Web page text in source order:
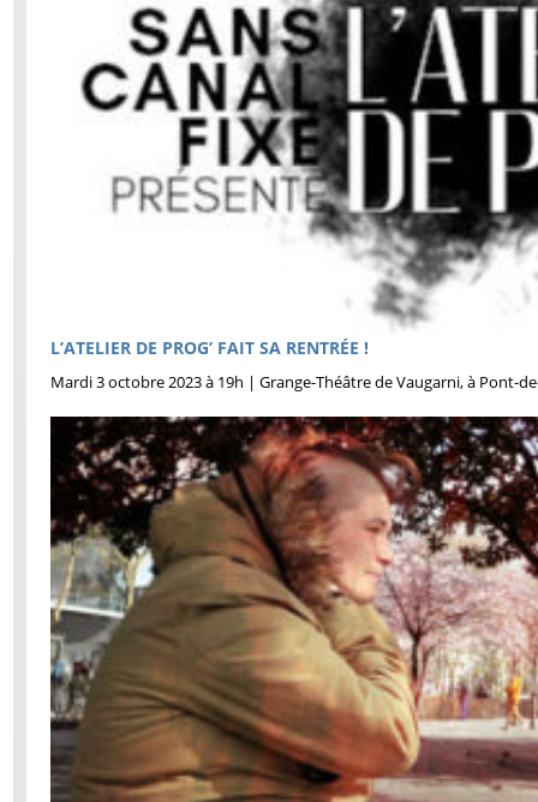
L’ATELIER DE PROG’ FAIT SA RENTRÉE !
Mardi 3 octobre 2023 à 19h | Grange-Théâtre de Vaugarni, à Pont-